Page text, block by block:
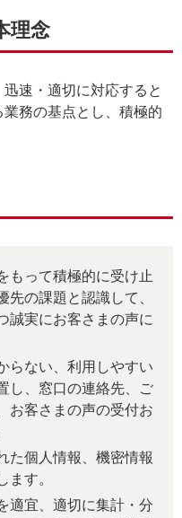
理念
速・適切に対応すると
務の基点とし、積極的
もって積極的に受け止
の課題と認識して、
誠実にお客さまの声に
らない、利用しやすい
し、窓口の連絡先、ご
お客さまの声の受付お
た個人情報、機密情報
ます。
適宜、適切に集計・分